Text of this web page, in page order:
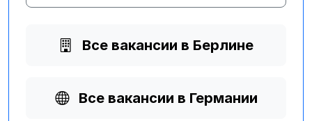
Все вакансии в Берлине
Все вакансии в Германии